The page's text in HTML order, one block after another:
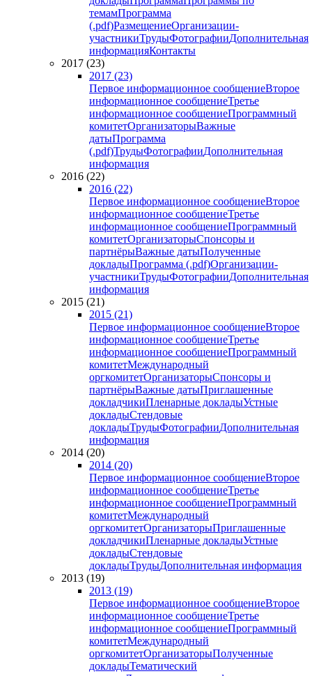
темамПрограмма
(.pdf)РазмещениеОрганизации-
участникиТрудыФотографииДополнительная
информацияКонтакты
2017 (23)
2017 (23)
Первое информационное сообщениеВторое
информационное сообщениеТретье
информационное сообщениеПрограммный
комитетОрганизаторыВажные
датыПрограмма
(.pdf)ТрудыФотографииДополнительная
информация
2016 (22)
2016 (22)
Первое информационное сообщениеВторое
информационное сообщениеТретье
информационное сообщениеПрограммный
комитетОрганизаторыСпонсоры и
партнёрыВажные датыПолученные
докладыПрограмма (.pdf)Организации-
участникиТрудыФотографииДополнительная
информация
2015 (21)
2015 (21)
Первое информационное сообщениеВторое
информационное сообщениеТретье
информационное сообщениеПрограммный
комитетМеждународный
оргкомитетОрганизаторыСпонсоры и
партнёрыВажные датыПриглашенные
докладчикиПленарные докладыУстные
докладыСтендовые
докладыТрудыФотографииДополнительная
информация
2014 (20)
2014 (20)
Первое информационное сообщениеВторое
информационное сообщениеТретье
информационное сообщениеПрограммный
комитетМеждународный
оргкомитетОрганизаторыПриглашенные
докладчикиПленарные докладыУстные
докладыСтендовые
докладыТрудыДополнительная информация
2013 (19)
2013 (19)
Первое информационное сообщениеВторое
информационное сообщениеТретье
информационное сообщениеПрограммный
комитетМеждународный
оргкомитетОрганизаторыПолученные
докладыТематический